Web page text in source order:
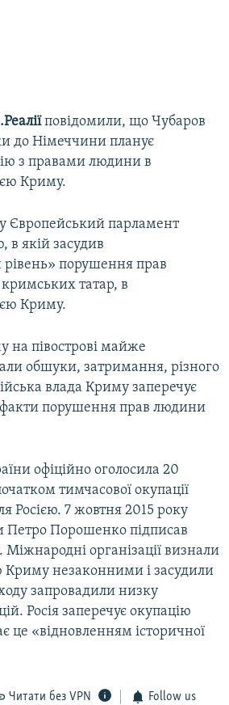
повідомили, що Чубаров
до Німеччини планує
з правами людини в
Криму.
Європейський парламент
в якій засудив
порушення прав
татар, в
Криму.
на півострові майже
обшуки, затримання, різного
влада Криму заперечує
порушення прав людини
офіційно оголосила 20
тимчасової окупації
Росією. 7 жовтня 2015 року
Петро Порошенко підписав
Міжнародні організації визнали
Криму незаконними і засудили
запровадили низку
Росія заперечує окупацію
це «відновленням історичної
Читати без VPN Follow us